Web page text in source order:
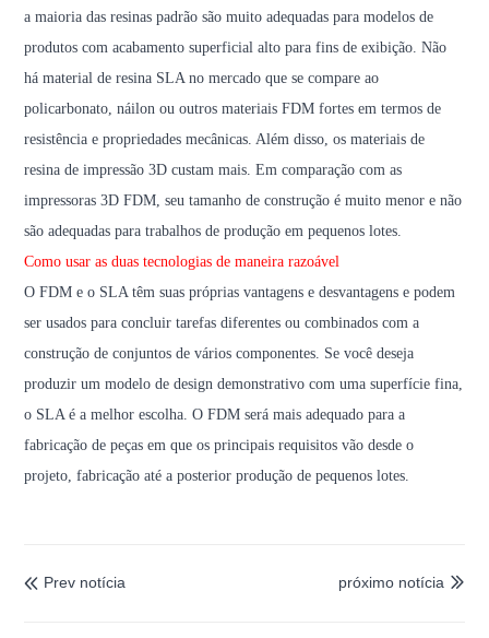
a maioria das resinas padrão são muito adequadas para modelos de
produtos com acabamento superficial alto para fins de exibição. Não
há material de resina SLA no mercado que se compare ao
policarbonato, náilon ou outros materiais FDM fortes em termos de
resistência e propriedades mecânicas. Além disso, os materiais de
resina de impressão 3D custam mais. Em comparação com as
impressoras 3D FDM, seu tamanho de construção é muito menor e não
são adequadas para trabalhos de produção em pequenos lotes.
Como usar as duas tecnologias de maneira razoável
O FDM e o SLA têm suas próprias vantagens e desvantagens e podem
ser usados ​​para concluir tarefas diferentes ou combinados com a
construção de conjuntos de vários componentes. Se você deseja
produzir um modelo de design demonstrativo com uma superfície fina,
o SLA é a melhor escolha. O FDM será mais adequado para a
fabricação de peças em que os principais requisitos vão desde o
projeto, fabricação até a posterior produção de pequenos lotes.
 Prev notícia 
próximo notícia